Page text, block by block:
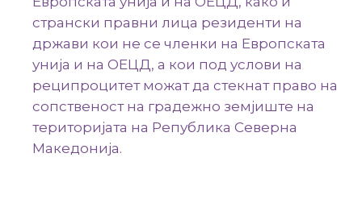
странски правни лица резиденти на
држави кои не се членки на Европската
унија и на ОЕЦД, а кои под услови на
реципроцитет можат да стекнат право на
сопственост на градежно земјиште на
територијата на Република Северна
Македонија.